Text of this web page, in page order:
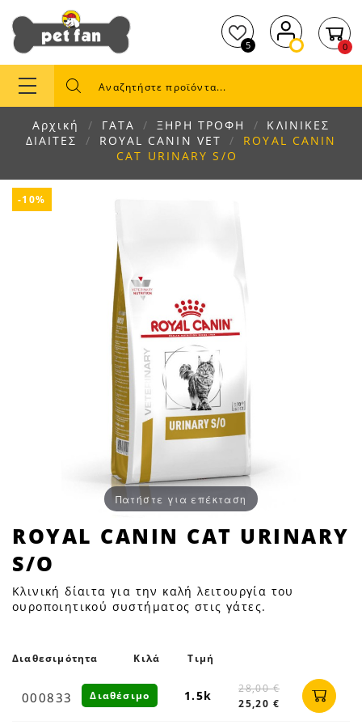
5 0
Αρχική ΓΑΤΑ ΞΗΡΗ ΤΡΟΦΗ
ΚΛΙΝΙΚΕΣ
ΔΙΑΙΤΕΣ
ROYAL CANIN VET
ROYAL CANIN
CAT URINARY S/O
-10%
Πατήστε για επέκταση
ROYAL
CANIN
CAT
URINARY
S/O
ROYAL CANIN CAT URINARY
S/O
Κλινική δίαιτα για την καλή λειτουργία του
ουροποιητικού συστήματος στις γάτες.
Διαθεσιμότητα Κιλά Τιμή
000833 1.5k
28,00 €
25,20 €
Διαθέσιμο